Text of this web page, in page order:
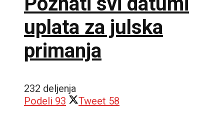
uplata za julska
primanja
232 deljenja
Podeli 93 Tweet 58